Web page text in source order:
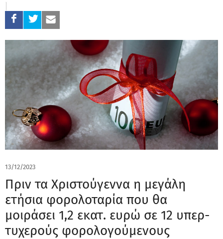
13/12/2023
Πριν τα Χριστούγεννα η μεγάλη
ετήσια φορολοταρία που θα
μοιράσει 1,2 εκατ. ευρώ σε 12 υπερ-
τυχερούς φορολογούμενους